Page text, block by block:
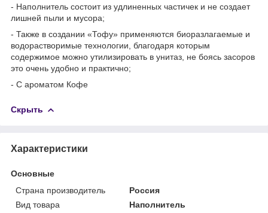
- Наполнитель состоит из удлиненных частичек и не создает
лишней пыли и мусора;
- Также в создании «Тофу» применяются биоразлагаемые и
водорастворимые технологии, благодаря которым
содержимое можно утилизировать в унитаз, не боясь засоров
это очень удобно и практично;
- С ароматом Кофе
Скрыть
Характеристики
Основные
Страна производитель
Россия
Вид товара
Наполнитель